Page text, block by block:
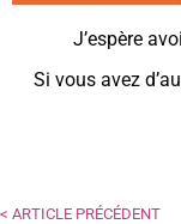
J’espère
Si vous avez
< ARTICLE PRÉCÉDENT